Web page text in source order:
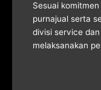
Sesuai
purnajual serta
divisi service
melaksanakan